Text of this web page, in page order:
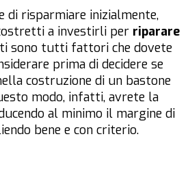
di risparmiare inizialmente,
a investirli per riparare
sono tutti fattori che dovete
prima di decidere se
costruzione di un bastone
modo, infatti, avrete la
al minimo il margine di
bene e con criterio.